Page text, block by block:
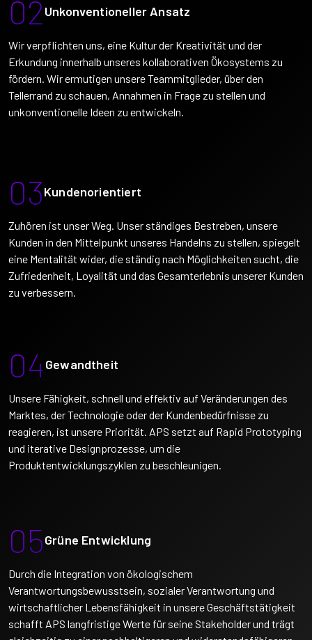
02 Unkonventioneller Ansatz
Wir verpflichten uns, eine Kultur der Kreativität und der
Erkundung innerhalb unseres kollaborativen Ökosystems zu
fördern. Wir ermutigen unsere Teammitglieder, über den
Tellerrand zu schauen, Annahmen in Frage zu stellen und
unkonventionelle Ideen zu entwickeln.
03Kundenorientiert
Zuhören ist unser Weg. Unser ständiges Bestreben, unsere
Kunden in den Mittelpunkt unseres Handelns zu stellen, spiegelt
eine Mentalität wider, die ständig nach Möglichkeiten sucht, die
Zufriedenheit, Loyalität und das Gesamterlebnis unserer Kunden
zu verbessern.
04Gewandtheit
Unsere Fähigkeit, schnell und effektiv auf Veränderungen des
Marktes, der Technologie oder der Kundenbedürfnisse zu
reagieren, ist unsere Priorität. APS setzt auf Rapid Prototyping
und iterative Designprozesse, um die
Produktentwicklungszyklen zu beschleunigen.
05Grüne Entwicklung
Durch die Integration von ökologischem
Verantwortungsbewusstsein, sozialer Verantwortung und
wirtschaftlicher Lebensfähigkeit in unsere Geschäftstätigkeit
schafft APS langfristige Werte für seine Stakeholder und trägt